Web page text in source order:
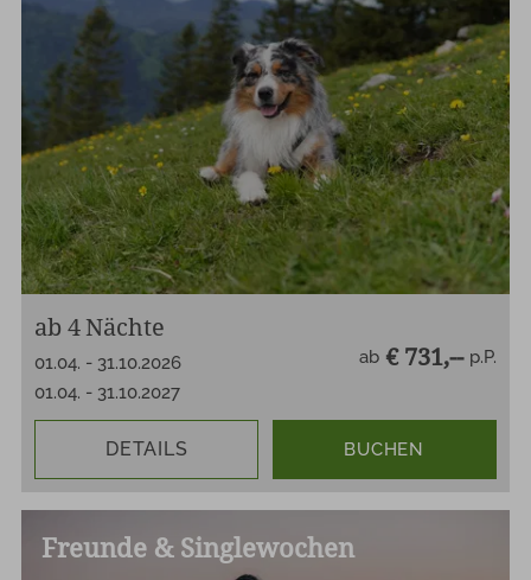
ab4Nächte
01.04. - 31.10.2026
01.04. - 31.10.2027
ab € 731,-- p.P.
DETAILS BUCHEN
Freunde & Singlewochen